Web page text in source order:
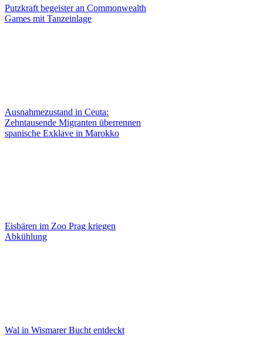
Putzkraft begeister an Commonwealth
Games mit Tanzeinlage
Ausnahmezustand in Ceuta:
Zehntausende Migranten überrennen
spanische Exklave in Marokko
Eisbären im Zoo Prag kriegen
Abkühlung
Wal in Wismarer Bucht entdeckt